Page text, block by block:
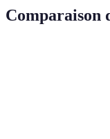
Comparaison